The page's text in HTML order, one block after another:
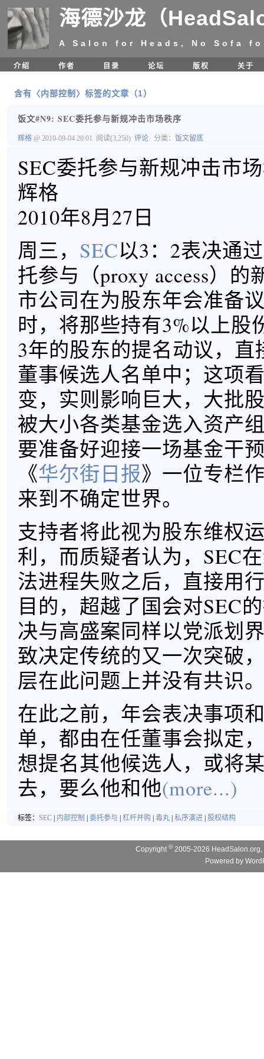
海德沙龙（
A Salon for Heads, No Sofa
介绍 作者 目录 论坛 版权 关于
含有〈内部控制〉标签的文章（1）
饭文#N9: SEC委托参与新规冲击市场秩序
辉格 @ 2010-09-04 20:01 阅读(3,250) 评论 分类： 饭文留底
SEC委托参与新规冲击市
辉格
2010年8月27日
周三， SEC以3：2表决通
托参与（proxy access）的
市公司在为股东年会准备
时，将那些持有3%以上股
3年的股东的提名动议，直
董事候选人名单中；这项
变，实则影响巨大，大批
被大小各类基金选入资产
要准备好迎接一场基金干
《华尔街日报》一位专栏
来到不确定世界。
支持者将此视为股东维权
利，而质疑者认为，SEC
法进程失败之后，直接用
目的，超越了国会对SEC
决与高盛案同样以党派划
致决定传统的又一次突破
层在此问题上并没有共识
在此之前，年会表决事项
单，都由在任董事会拟定
想提名其他候选人，或将
去，要么他和他(more...)
标签： SEC 内部控制 委托参与 杠杆并购 毒丸 私序演进 股权结构
Copyright© 2005-2026
Powered by